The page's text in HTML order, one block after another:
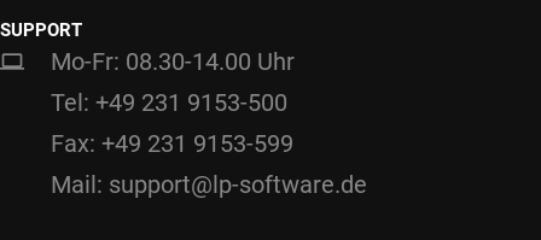
SUPPORT
Mo-Fr: 08.30-14.00 Uhr
Tel: +49 231 9153-500
Fax: +49 231 9153-599
Mail: support@lp-software.de